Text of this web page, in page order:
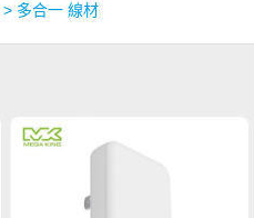
> 多合一 線材